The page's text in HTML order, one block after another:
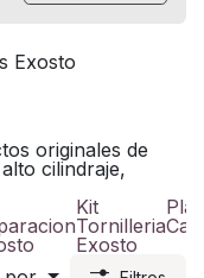
Exosto
originales de
cilindraje,
Kit
Tornilleria
Exosto